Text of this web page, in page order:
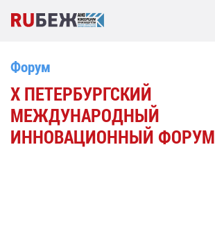
Форум
X ПЕТЕРБУРГСКИЙ
МЕЖДУНАРОДНЫЙ
ИННОВАЦИОННЫЙ ФОРУМ